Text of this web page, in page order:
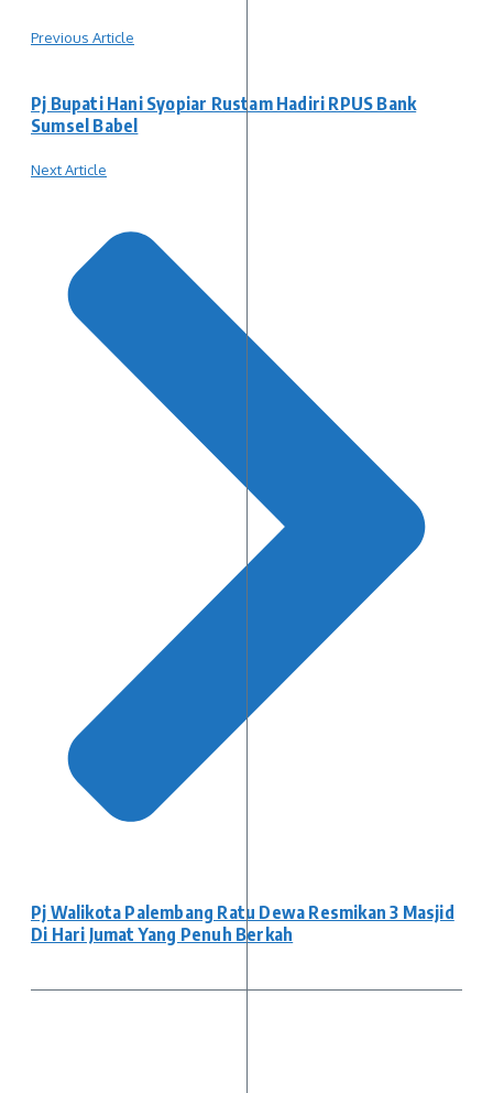
Previous Article
Pj Bupati Hani Syopiar Rustam Hadiri RPUS Bank
Sumsel Babel
Next Article
Pj Walikota Palembang Ratu Dewa Resmikan 3 Masjid
Di Hari Jumat Yang Penuh Berkah